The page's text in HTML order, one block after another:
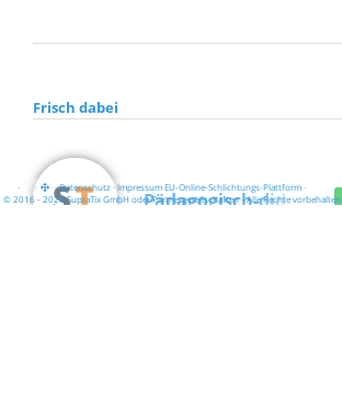
Frisch dabei
Pädagogisch-did…
· · ·Datenschutz·Impressum EU-Online-Schlichtungs-Plattform·
© 2016 - 2026 SupraTix GmbH oder Partnergesellschaften - Alle Rechte vorbehalten.